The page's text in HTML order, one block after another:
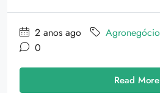
2 anos ago
0
Read More